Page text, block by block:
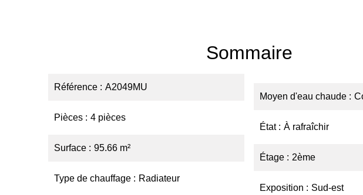
Sommaire
Référence A2049MU
Pièces 4 pièces
Surface 95.66 m²
Type de chauffage Radiateur
Moyen d'eau chaude
État À rafraîchir
Étage 2ème
Exposition Sud-est